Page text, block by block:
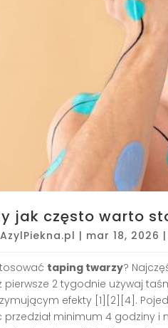
jak często warto
AzylPiekna.pl | mar 18, 2026 |
taping twarzy?
pierwsze 2 tygodnie używaj
efekty [1][2][4].
minimum 4 godziny i